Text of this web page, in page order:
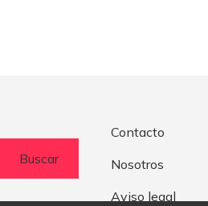
Buscar
Contacto
Nosotros
Aviso legal